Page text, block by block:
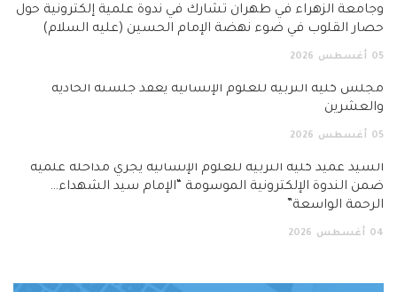
وجامعة الزهراء في طهران تشارك في ندوة علمية إلكترونية حول
حصار القلوب في ضوء نهضة الإمام الحسين (عليه السلام)
05 أغسطس 2026
مجلس كلية التربية للعلوم الإنسانية يعقد جلسته الحادية
والعشرين
05 أغسطس 2026
السيد عميد كلية التربية للعلوم الإنسانية يجري مداخلة علمية
ضمن الندوة الإلكترونية الموسومة “الإمام سيد الشهداء…
الرحمة الواسعة”
04 أغسطس 2026